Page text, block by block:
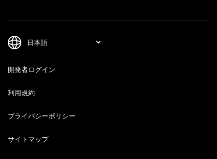
開発者ログイン
利用規約
プライバシーポリシー
サイトマップ